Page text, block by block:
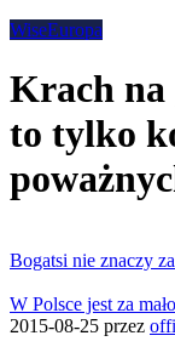
WiseEuropa
Krach na
to tylko
Bogatsi nie znaczy
W Polsce jest za
2015-08-25 przez